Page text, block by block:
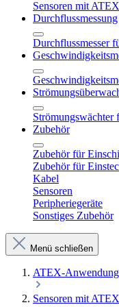
Sensoren mit
Durchflussmessung
Durchflussmesser
Strömungswächter
Zubehör
Zubehör für
Zubehör für
Kabel
Sensoren
Peripheriegeräte
Sonstiges Zubehör
Menü schließen
ATEX-
Sensoren mit